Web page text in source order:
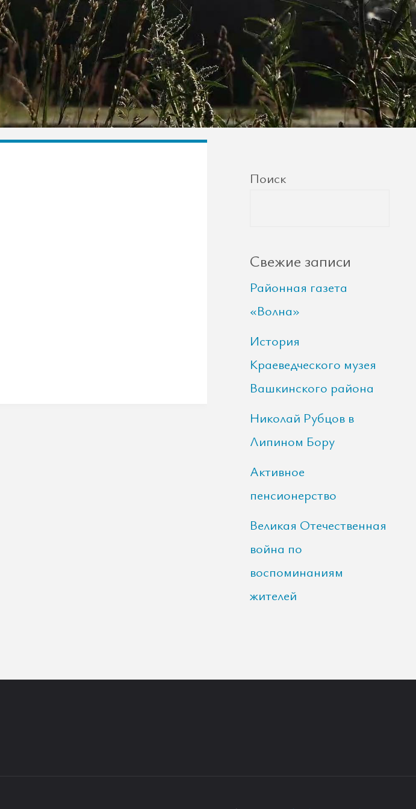
Поиск
Свежие записи
Районная газета
«Волна»
История
Краеведческого музея
Вашкинского района
Николай Рубцов в
Липином Бору
Активное
пенсионерство
Великая Отечественная
война по
воспоминаниям
жителей